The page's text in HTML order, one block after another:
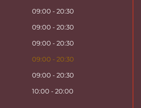
09:00 - 20:30
09:00 - 20:30
09:00 - 20:30
09:00 - 20:30
09:00 - 20:30
10:00 - 20:00